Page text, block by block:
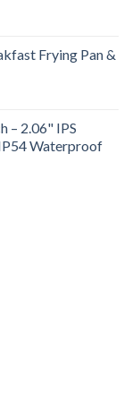
Frying Pan &
– 2.06" IPS
Waterproof